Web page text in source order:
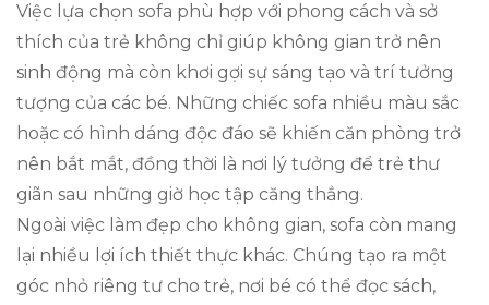
Việc lựa chọn sofa phù hợp với phong cách và sở
thích của trẻ không chỉ giúp không gian trở nên
sinh động mà còn khơi gợi sự sáng tạo và trí tưởng
tượng của các bé. Những chiếc sofa nhiều màu sắc
hoặc có hình dáng độc đáo sẽ khiến căn phòng trở
nên bắt mắt, đồng thời là nơi lý tưởng để trẻ thư
giãn sau những giờ học tập căng thẳng.
Ngoài việc làm đẹp cho không gian, sofa còn mang
lại nhiều lợi ích thiết thực khác. Chúng tạo ra một
góc nhỏ riêng tư cho trẻ, nơi bé có thể đọc sách,